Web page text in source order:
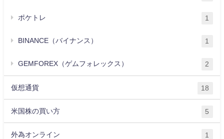
ポケトレ 1
BINANCE（バイナンス） 1
GEMFOREX（ゲムフォレックス） 2
仮想通貨 18
米国株の買い方 5
外為オンライン 1